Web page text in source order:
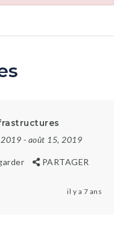
- août 15, 2019
PARTAGER
il y a 7 ans